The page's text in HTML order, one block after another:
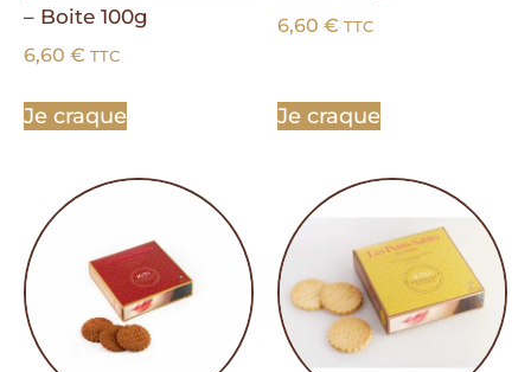
– Boite 100g
6,60 € TTC
Je craque
6,60 € TTC
Je craque